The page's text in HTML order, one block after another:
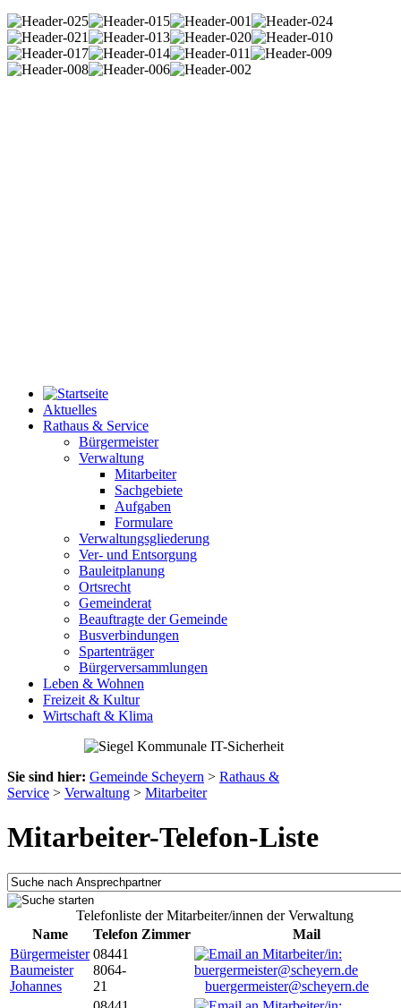
Aktuelles
Rathaus & Service
Bürgermeister
Verwaltung
Mitarbeiter
Sachgebiete
Aufgaben
Formulare
Verwaltungsgliederung
Ver- und Entsorgung
Bauleitplanung
Ortsrecht
Gemeinderat
Beauftragte der Gemeinde
Busverbindungen
Spartenträger
Bürgerversammlungen
Leben & Wohnen
Freizeit & Kultur
Wirtschaft & Klima
Sie sind hier: Gemeinde Scheyern > Rathaus &
Service > Verwaltung > Mitarbeiter
Mitarbeiter-Telefon-Liste
Telefonliste der Mitarbeiter/innen der Verwaltung
Name
Telefon Zimmer
Mail
Bürgermeister
Baumeister
Johannes
08441
8064-
21
buergermeister@scheyern.de